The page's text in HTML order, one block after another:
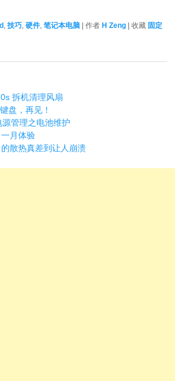
,技巧,硬件,笔记本电脑 | 作者 H Zeng | 收藏 固定
拆机清理风扇
盘，再见！
管理之电池维护
月体验
散热真差到让人崩溃